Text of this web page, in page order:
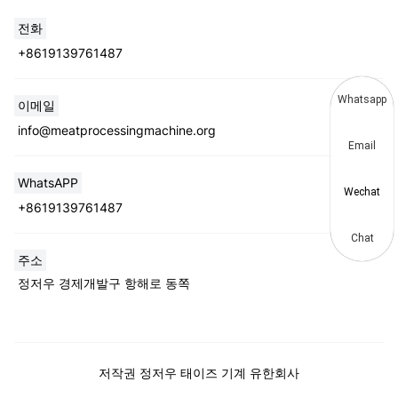
전화
+8619139761487
이메일
info@meatprocessingmachine.org
WhatsAPP
+8619139761487
주소
정저우 경제개발구 항해로 동쪽
저작권 정저우 태이즈 기계 유한회사
Whatsapp
Email
Wechat
Chat